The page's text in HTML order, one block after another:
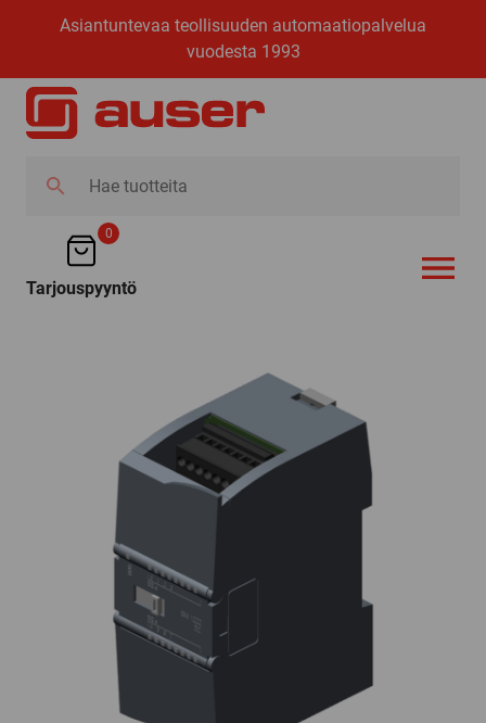
Asiantuntevaa teollisuuden automaatiopalvelua
vuodesta 1993
tuotteita
0
Tarjouspyyntö